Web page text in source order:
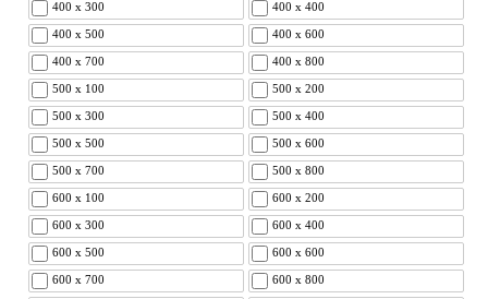
400 x 300 400 x 400
400 x 500 400 x 600
400 x 700 400 x 800
500 x 100 500 x 200
500 x 300 500 x 400
500 x 500 500 x 600
500 x 700 500 x 800
600 x 100 600 x 200
600 x 300 600 x 400
600 x 500 600 x 600
600 x 700 600 x 800